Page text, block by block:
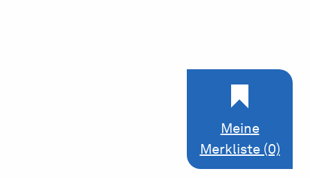
Meine
Merkliste (0)